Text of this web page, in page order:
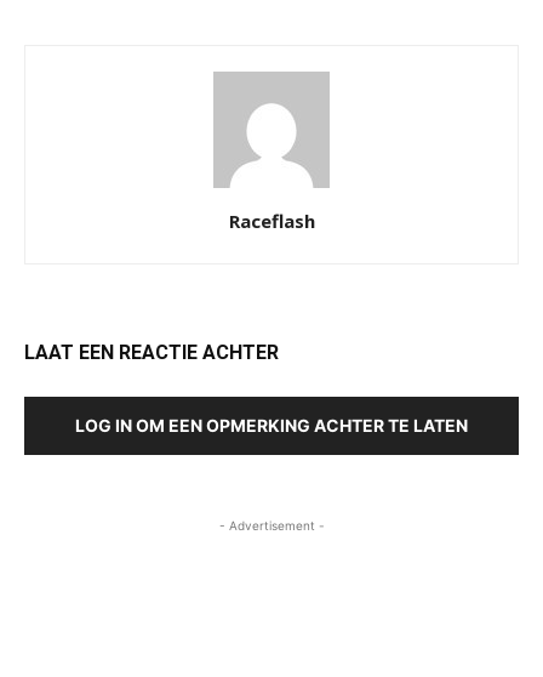
Raceflash
LAAT EEN REACTIE ACHTER
LOG IN OM EEN OPMERKING ACHTER TE LATEN
- Advertisement -